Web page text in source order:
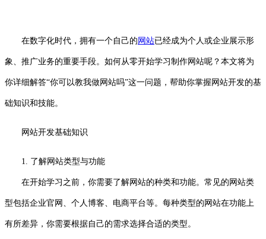
在数字化时代，拥有一个自己的 网站已经成为个人或企业展示形
象、推广业务的重要手段。如何从零开始学习制作网站呢？本文将为
你详细解答“你可以教我做网站吗”这一问题，帮助你掌握网站开发的基
础知识和技能。
网站开发基础知识
1. 了解网站类型与功能
在开始学习之前，你需要了解网站的种类和功能。常见的网站类
型包括企业官网、个人博客、电商平台等。每种类型的网站在功能上
有所差异，你需要根据自己的需求选择合适的类型。